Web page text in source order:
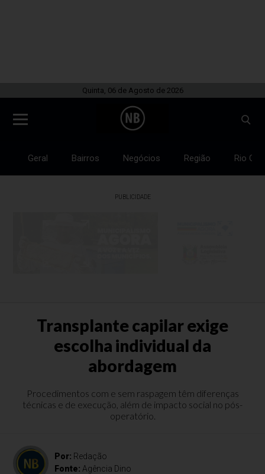
Quinta, 06 de Agosto de 2026
Geral Bairros Negócios Região Rio
PUBLICIDADE
Transplante capilar exige
escolha individual da
abordagem
Procedimentos com e sem raspagem têm diferenças
técnicas e de execução, além de impacto social no pós-
operatório.
Por: Redação
Fonte: Agência Dino